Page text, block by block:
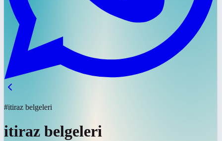
#itiraz belgeleri
itiraz belgeleri